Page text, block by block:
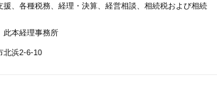
援、各種税務、経理・決算、経営相談、相続税および相続
本経理事務所
北浜2-6-10